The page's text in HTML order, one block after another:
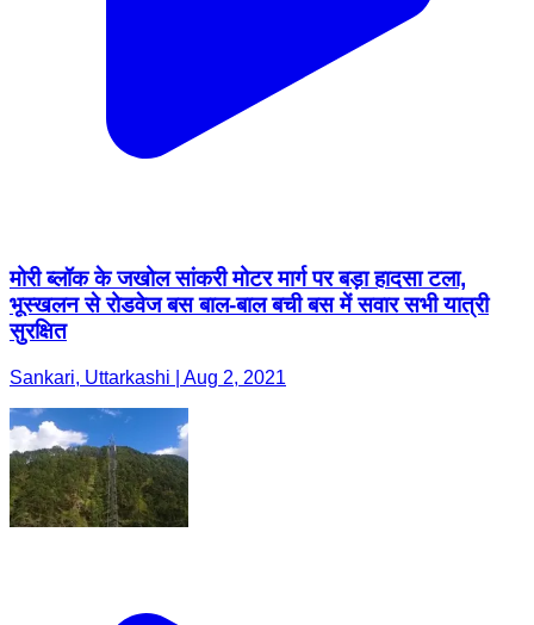
मोरी ब्लॉक के जखोल सांकरी मोटर मार्ग पर बड़ा हादसा टला,
भूस्खलन से रोडवेज बस बाल-बाल बची बस में सवार सभी यात्री
सुरक्षित
Sankari, Uttarkashi | Aug 2, 2021